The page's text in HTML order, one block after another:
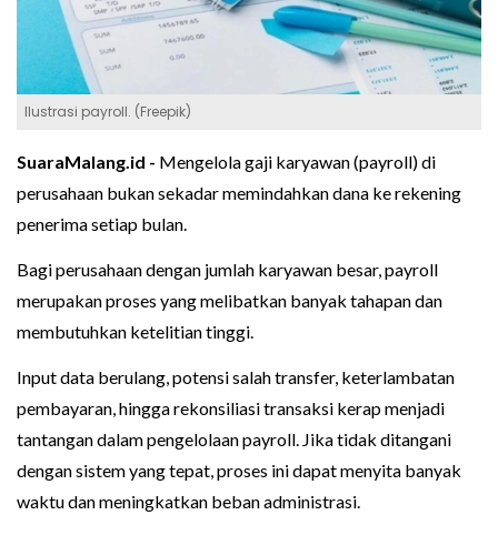
Ilustrasi payroll. (Freepik)
SuaraMalang.id - Mengelola gaji karyawan (payroll) di
perusahaan bukan sekadar memindahkan dana ke rekening
penerima setiap bulan.
Bagi perusahaan dengan jumlah karyawan besar, payroll
merupakan proses yang melibatkan banyak tahapan dan
membutuhkan ketelitian tinggi.
Input data berulang, potensi salah transfer, keterlambatan
pembayaran, hingga rekonsiliasi transaksi kerap menjadi
tantangan dalam pengelolaan payroll. Jika tidak ditangani
dengan sistem yang tepat, proses ini dapat menyita banyak
waktu dan meningkatkan beban administrasi.